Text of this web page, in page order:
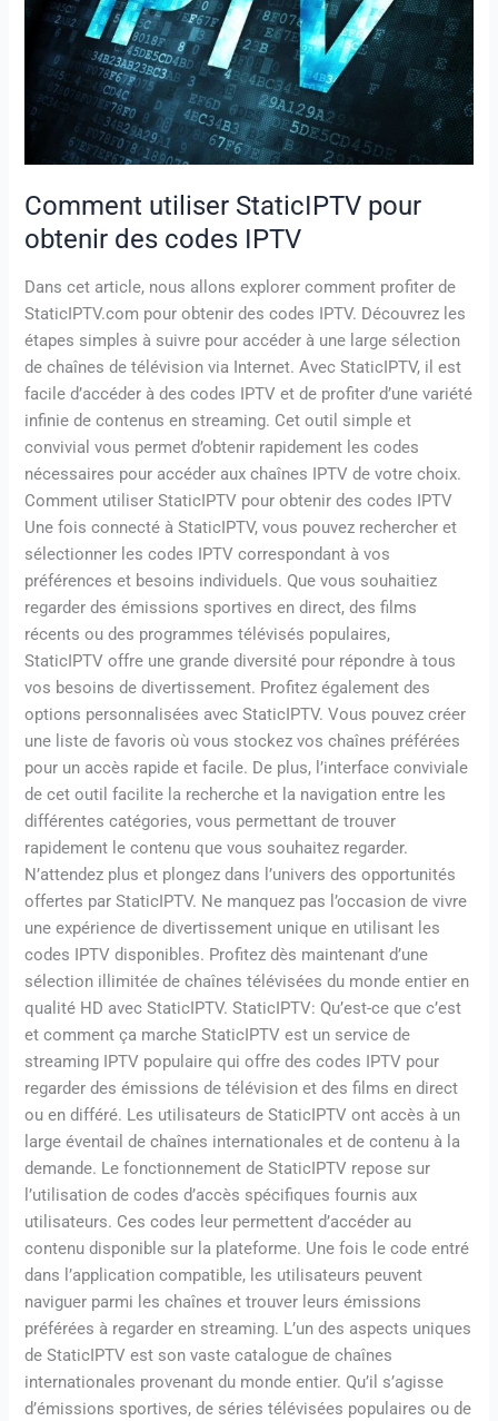
Comment utiliser StaticIPTV pour
obtenir des codes IPTV
Dans cet article, nous allons explorer comment profiter de
StaticIPTV.com pour obtenir des codes IPTV. Découvrez les
étapes simples à suivre pour accéder à une large sélection
de chaînes de télévision via Internet. Avec StaticIPTV, il est
facile d’accéder à des codes IPTV et de profiter d’une variété
infinie de contenus en streaming. Cet outil simple et
convivial vous permet d’obtenir rapidement les codes
nécessaires pour accéder aux chaînes IPTV de votre choix.
Comment utiliser StaticIPTV pour obtenir des codes IPTV
Une fois connecté à StaticIPTV, vous pouvez rechercher et
sélectionner les codes IPTV correspondant à vos
préférences et besoins individuels. Que vous souhaitiez
regarder des émissions sportives en direct, des films
récents ou des programmes télévisés populaires,
StaticIPTV offre une grande diversité pour répondre à tous
vos besoins de divertissement. Profitez également des
options personnalisées avec StaticIPTV. Vous pouvez créer
une liste de favoris où vous stockez vos chaînes préférées
pour un accès rapide et facile. De plus, l’interface conviviale
de cet outil facilite la recherche et la navigation entre les
différentes catégories, vous permettant de trouver
rapidement le contenu que vous souhaitez regarder.
N’attendez plus et plongez dans l’univers des opportunités
offertes par StaticIPTV. Ne manquez pas l’occasion de vivre
une expérience de divertissement unique en utilisant les
codes IPTV disponibles. Profitez dès maintenant d’une
sélection illimitée de chaînes télévisées du monde entier en
qualité HD avec StaticIPTV. StaticIPTV: Qu’est-ce que c’est
et comment ça marche StaticIPTV est un service de
streaming IPTV populaire qui offre des codes IPTV pour
regarder des émissions de télévision et des films en direct
ou en différé. Les utilisateurs de StaticIPTV ont accès à un
large éventail de chaînes internationales et de contenu à la
demande. Le fonctionnement de StaticIPTV repose sur
l’utilisation de codes d’accès spécifiques fournis aux
utilisateurs. Ces codes leur permettent d’accéder au
contenu disponible sur la plateforme. Une fois le code entré
dans l’application compatible, les utilisateurs peuvent
naviguer parmi les chaînes et trouver leurs émissions
préférées à regarder en streaming. L’un des aspects uniques
de StaticIPTV est son vaste catalogue de chaînes
internationales provenant du monde entier. Qu’il s’agisse
d’émissions sportives, de séries télévisées populaires ou de
des
codes
IPTV